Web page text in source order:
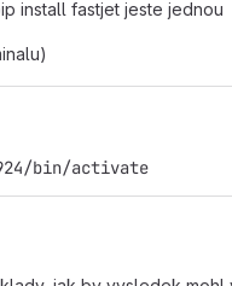
install fastjet jeste jednou
bin/activate